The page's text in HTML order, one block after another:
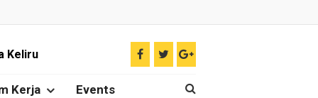
tentang Ahlul Bait
oleh Islam
Kerja Events